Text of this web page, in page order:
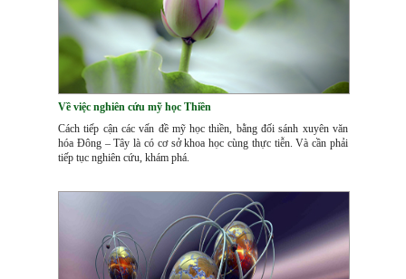
Về việc nghiên cứu mỹ học Thiền
Cách tiếp cận các vấn đề mỹ học thiền, bằng đối sánh xuyên văn
hóa Đông – Tây là có cơ sở khoa học cùng thực tiễn. Và cần phải
tiếp tục nghiên cứu, khám phá.